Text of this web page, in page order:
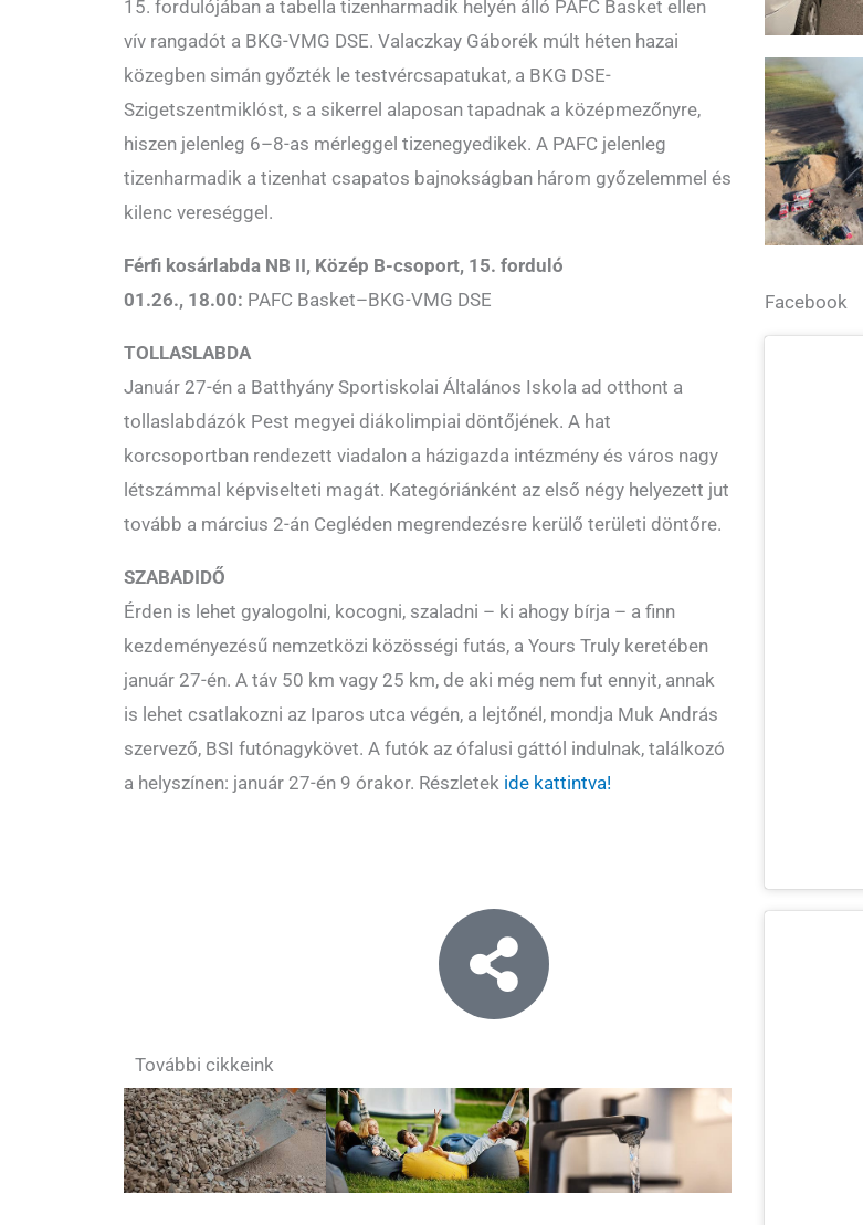
15. fordulójában a tabella tizenharmadik helyén álló PAFC Basket ellen
vív rangadót a BKG-VMG DSE. Valaczkay Gáborék múlt héten hazai
közegben simán győzték le testvércsapatukat, a BKG DSE-
Szigetszentmiklóst, s a sikerrel alaposan tapadnak a középmezőnyre,
hiszen jelenleg 6–8-as mérleggel tizenegyedikek. A PAFC jelenleg
tizenharmadik a tizenhat csapatos bajnokságban három győzelemmel és
kilenc vereséggel.
Férfi kosárlabda NB II, Közép B-csoport, 15. forduló
01.26., 18.00: PAFC Basket–BKG-VMG DSE
TOLLASLABDA
Január 27-én a Batthyány Sportiskolai Általános Iskola ad otthont a
tollaslabdázók Pest megyei diákolimpiai döntőjének. A hat
korcsoportban rendezett viadalon a házigazda intézmény és város nagy
létszámmal képviselteti magát. Kategóriánként az első négy helyezett jut
tovább a március 2-án Cegléden megrendezésre kerülő területi döntőre.
SZABADIDŐ
Érden is lehet gyalogolni, kocogni, szaladni – ki ahogy bírja – a finn
kezdeményezésű nemzetközi közösségi futás, a Yours Truly keretében
január 27-én. A táv 50 km vagy 25 km, de aki még nem fut ennyit, annak
is lehet csatlakozni az Iparos utca végén, a lejtőnél, mondja Muk András
szervező, BSI futónagykövet. A futók az ófalusi gáttól indulnak, találkozó
a helyszínen: január 27-én 9 órakor. Részletek ide kattintva!
További cikkeink
Facebook